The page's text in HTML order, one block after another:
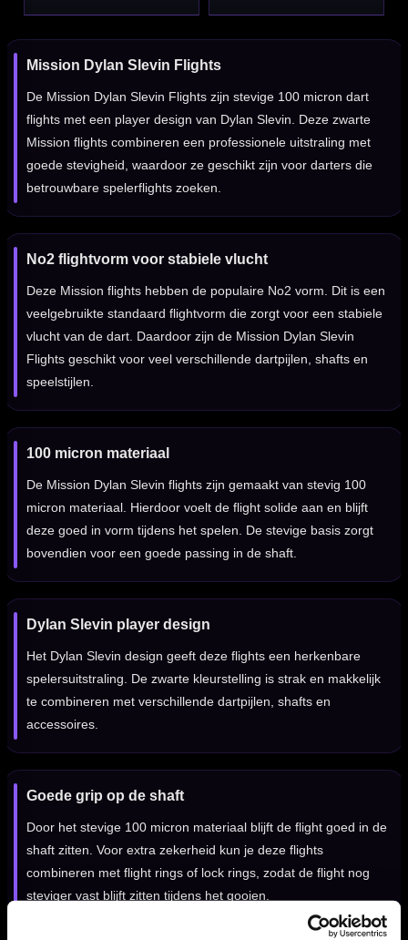
Mission Dylan Slevin Flights
De Mission Dylan Slevin Flights zijn stevige 100 micron dart
flights met een player design van Dylan Slevin. Deze zwarte
Mission flights combineren een professionele uitstraling met
goede stevigheid, waardoor ze geschikt zijn voor darters die
betrouwbare spelerflights zoeken.
No2 flightvorm voor stabiele vlucht
Deze Mission flights hebben de populaire No2 vorm. Dit is een
veelgebruikte standaard flightvorm die zorgt voor een stabiele
vlucht van de dart. Daardoor zijn de Mission Dylan Slevin
Flights geschikt voor veel verschillende dartpijlen, shafts en
speelstijlen.
100 micron materiaal
De Mission Dylan Slevin flights zijn gemaakt van stevig 100
micron materiaal. Hierdoor voelt de flight solide aan en blijft
deze goed in vorm tijdens het spelen. De stevige basis zorgt
bovendien voor een goede passing in de shaft.
Dylan Slevin player design
Het Dylan Slevin design geeft deze flights een herkenbare
spelersuitstraling. De zwarte kleurstelling is strak en makkelijk
te combineren met verschillende dartpijlen, shafts en
accessoires.
Goede grip op de shaft
Door het stevige 100 micron materiaal blijft de flight goed in de
shaft zitten. Voor extra zekerheid kun je deze flights
combineren met flight rings of lock rings, zodat de flight nog
steviger vast blijft zitten tijdens het gooien.